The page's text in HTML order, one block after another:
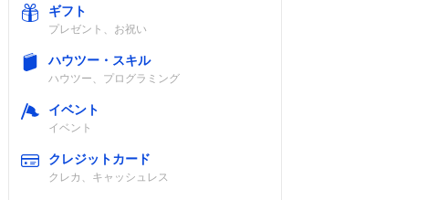
ギフト
プレゼント、お祝い
ハウツー・スキル
ハウツー、プログラミング
イベント
イベント
クレジットカード
クレカ、キャッシュレス